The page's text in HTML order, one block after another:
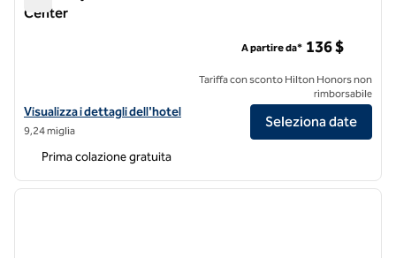
Center
Visualizza i dettagli dell'hotel Home2 by Hilton Denver Downtown
Visualizza i dettagli dell'hotel
9,24 miglia
A partire da* 136 $
Tariffa con sconto Hilton Honors non
rimborsabile
Seleziona date
Prima colazione gratuita
1 di 12